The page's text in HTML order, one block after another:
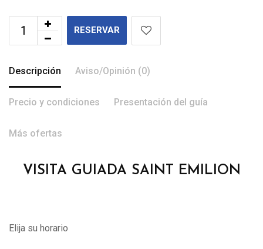
RESERVAR
Descripción Aviso/Opinión (0)
Precio y condiciones Presentación del guía
Más ofertas
VISITA GUIADA SAINT EMILION
Elija su horario